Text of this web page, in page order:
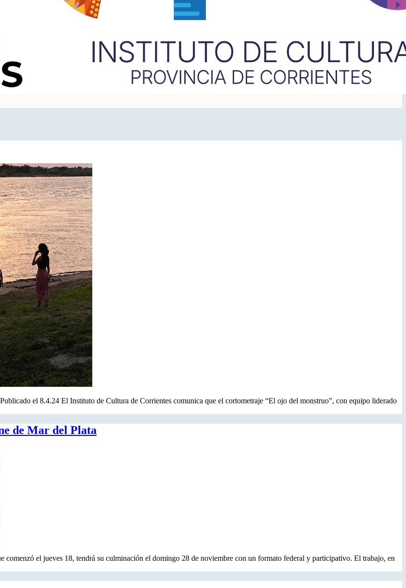
el 8.4.24 El Instituto de Cultura de Corrientes comunica que el cortometraje “El ojo del monstruo”, con equipo liderado
de Mar del Plata
el jueves 18, tendrá su culminación el domingo 28 de noviembre con un formato federal y participativo. El trabajo, en